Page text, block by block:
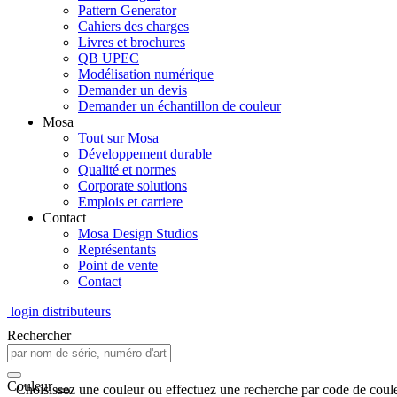
Pattern Generator
Cahiers des charges
Livres et brochures
QB UPEC
Modélisation numérique
Demander un devis
Demander un échantillon de couleur
Mosa
Tout sur Mosa
Développement durable
Qualité et normes
Corporate solutions
Emplois et carriere
Contact
Mosa Design Studios
Représentants
Point de vente
Contact
login distributeurs
Rechercher
Couleur
Choisissez une couleur ou effectuez une recherche par code de